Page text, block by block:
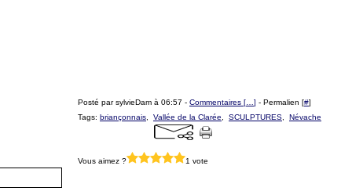
Posté par sylvieDam à 06:57 - Commentaires [ ] - Permalien [#]
Tags: briançonnais Vallée de la Clarée SCULPTURES Névache
Vous aimez ? 1 vote